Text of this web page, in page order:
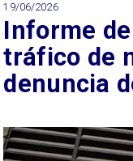
19/06/2026
Informe
tráfico de
denuncia